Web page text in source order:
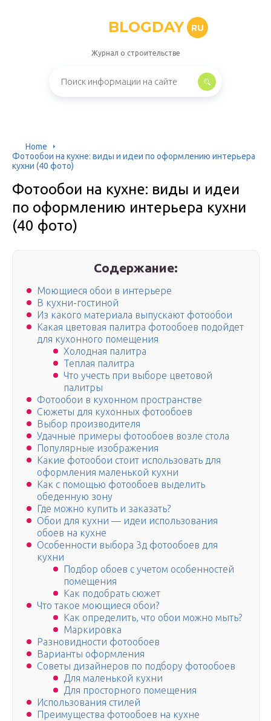
BLOGDAY RU
Журнал о строительстве
Home
Фотообои на кухне: виды и идеи по оформлению интерьера
кухни (40 фото)
Фотообои на кухне: виды и идеи
по оформлению интерьера кухни
(40 фото)
Содержание:
Моющиеся обои в интерьере
В кухни-гостиной
Из какого материала выпускают фотообои
Какая цветовая палитра фотообоев подойдет
для кухонного помещения
Холодная палитра
Теплая палитра
Что учесть при выборе цветовой
палитры
Фотообои в кухонном пространстве
Сюжеты для кухонных фотообоев
Выбор производителя
Удачные примеры фотообоев возле стола
Популярные изображения
Какие фотообои стоит использовать для
оформления маленькой кухни
Как с помощью фотообоев выделить
обеденную зону
Где можно купить и заказать?
Обои для кухни — идеи использования
обоев на кухне
Особенности выбора 3д фотообоев для
кухни
Подбор обоев с учетом особенностей
помещения
Как подобрать сюжет
Что такое моющиеся обои?
Как определить, что обои можно мыть?
Маркировка
Разновидности фотообоев
Варианты оформления
Советы дизайнеров по подбору фотообоев
Для маленькой кухни
Для просторного помещения
Использования стилей
Преимущества фотообоев на кухне